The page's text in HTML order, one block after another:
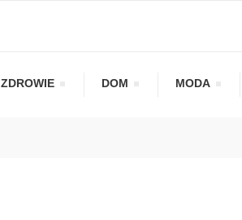
ZDROWIE DOM MODA